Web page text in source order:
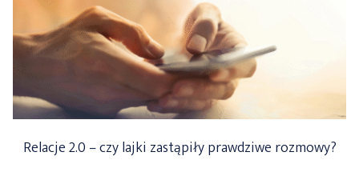
Relacje 2.0 – czy lajki zastąpiły prawdziwe rozmowy?